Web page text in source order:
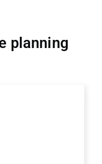
planning